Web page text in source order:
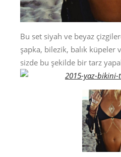
Bu set siyah ve beyaz
şapka, bilezik, balık küpeler
sizde bu şekilde bir tarz